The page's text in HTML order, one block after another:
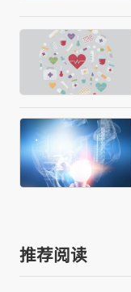
推荐阅读